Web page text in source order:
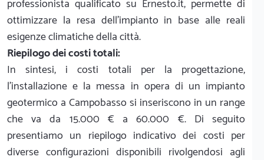
professionista qualificato su Ernesto.it, permette di
ottimizzare la resa dell'impianto in base alle reali
esigenze climatiche della città.
Riepilogo dei costi totali:
In sintesi, i costi totali per la progettazione,
l'installazione e la messa in opera di un impianto
geotermico a Campobasso si inseriscono in un range
che va da 15.000 € a 60.000 €. Di seguito
presentiamo un riepilogo indicativo dei costi per
diverse configurazioni disponibili rivolgendosi agli